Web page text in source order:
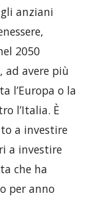
anziani
2050
ad avere più
l’Europa o la
l’Italia. È
a investire
a investire
che ha
per anno